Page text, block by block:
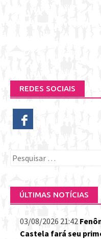
REDES SOCIAIS
Pesquisar
ÚLTIMAS NOTÍCIAS
03/08/2026 21:42
Castela fará seu